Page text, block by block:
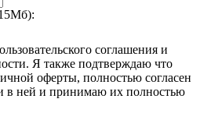
соглашения и
Я также подтверждаю что
оферты, полностью согласен
в ней и принимаю их полностью